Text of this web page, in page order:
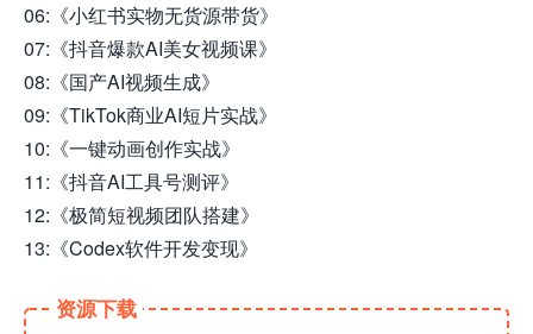
06:《小红书实物无货源带货》
07:《抖音爆款AI美女视频课》
08:《国产AI视频生成》
09:《TikTok商业AI短片实战》
10:《一键动画创作实战》
11:《抖音AI工具号测评》
12:《极简短视频团队搭建》
13:《Codex软件开发变现》
资源下载